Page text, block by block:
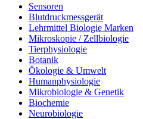
Sensoren
Blutdruckmessgerät
Lehrmittel Biologie Marken
Mikroskopie / Zellbiologie
Tierphysiologie
Botanik
Ökologie & Umwelt
Humanphysiologie
Mikrobiologie & Genetik
Biochemie
Neurobiologie